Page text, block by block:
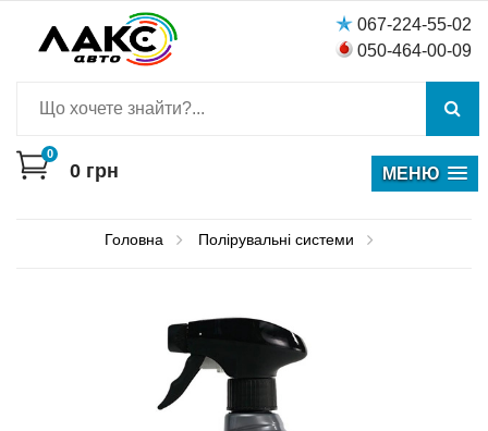
067-224-55-02
050-464-00-09
0
0 грн МЕНЮ
Головна Полірувальні системи